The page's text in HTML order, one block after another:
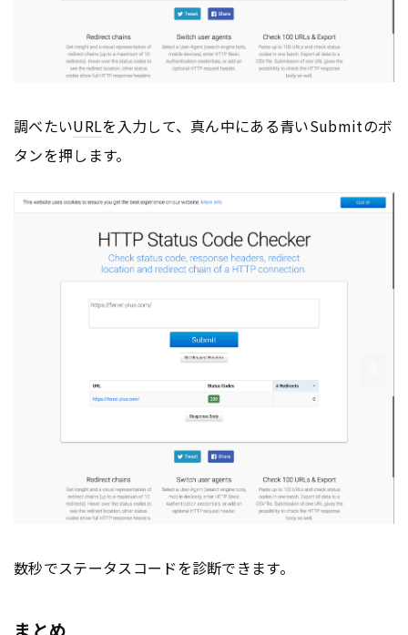
調べたいURLを入力して、真ん中にある青いSubmitのボ
タンを押します。
数秒でステータスコードを診断できます。
まとめ